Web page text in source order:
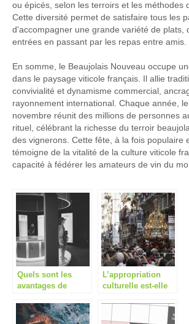
ou épicés, selon les terroirs et les méthodes
Cette diversité permet de satisfaire tous les
d'accompagner une grande variété de plats,
entrées en passant par les repas entre amis.
En somme, le Beaujolais Nouveau occupe
dans le paysage viticole français. Il allie
convivialité et dynamisme commercial,
rayonnement international. Chaque année,
novembre réunit des millions de personnes
rituel, célébrant la richesse du terroir
des vignerons. Cette fête, à la fois populaire
témoigne de la vitalité de la culture viticole
capacité à fédérer les amateurs de vin du
Quels sont les
avantages de
culturelle ?
L’appropriation
culturelle est-elle
elle notre respect
pour les autres